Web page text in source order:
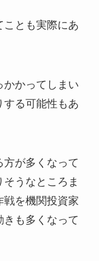
ことも実際にあ
かかってしまい
する可能性もあ
方が多くなって
うなところま
戦を機関投資家
も多くなって